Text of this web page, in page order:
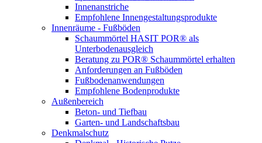
Innenanstriche
Empfohlene Innengestaltungsprodukte
Innenräume - Fußböden
Schaummörtel HASIT POR® als
Unterbodenausgleich
Beratung zu POR® Schaummörtel erhalten
Anforderungen an Fußböden
Fußbodenanwendungen
Empfohlene Bodenprodukte
Außenbereich
Beton- und Tiefbau
Garten- und Landschaftsbau
Denkmalschutz